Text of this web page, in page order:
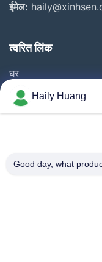
ईमेल:
त्वरित लिंक
घर
उत्पाद
वीडियो
फैक्टरी यात्रा
Haily Huang
Good day, what